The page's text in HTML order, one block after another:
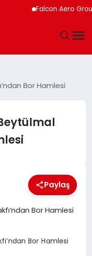
Falcon Aero
Bor Hamlesi
Paylaş
Bor Hamlesi